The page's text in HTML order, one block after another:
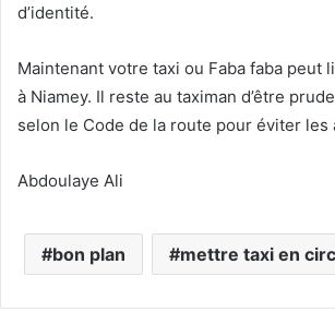
d’identité.
Maintenant votre taxi ou Faba faba peut
à Niamey. Il reste au taximan d’être
selon le Code de la route pour éviter les
Abdoulaye Ali
bon plan mettre taxi en